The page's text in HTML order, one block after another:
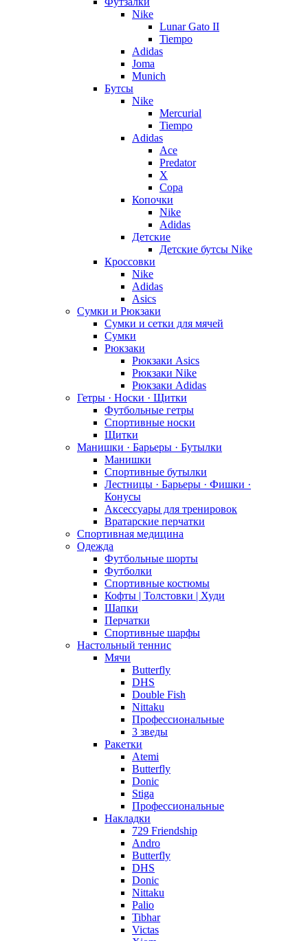
Nike
Lunar Gato II
Tiempo
Adidas
Joma
Munich
Бутсы
Nike
Mercurial
Tiempo
Adidas
Ace
Predator
X
Copa
Копочки
Nike
Adidas
Детские
Детские бутсы Nike
Кроссовки
Nike
Adidas
Asics
Сумки и Рюкзаки
Сумки и сетки для мячей
Сумки
Рюкзаки
Рюкзаки Asics
Рюкзаки Nike
Рюкзаки Adidas
Гетры · Носки · Щитки
Футбольные гетры
Спортивные носки
Щитки
Манишки · Барьеры · Бутылки
Манишки
Спортивные бутылки
Лестницы · Барьеры · Фишки ·
Конусы
Аксессуары для тренировок
Вратарские перчатки
Спортивная медицина
Одежда
Футбольные шорты
Футболки
Спортивные костюмы
Кофты | Толстовки | Худи
Шапки
Перчатки
Спортивные шарфы
Настольный теннис
Мячи
Butterfly
DHS
Double Fish
Nittaku
Профессиональные
3 зведы
Ракетки
Atemi
Butterfly
Donic
Stiga
Профессиональные
Накладки
729 Friendship
Andro
Butterfly
DHS
Donic
Nittaku
Palio
Tibhar
Victas